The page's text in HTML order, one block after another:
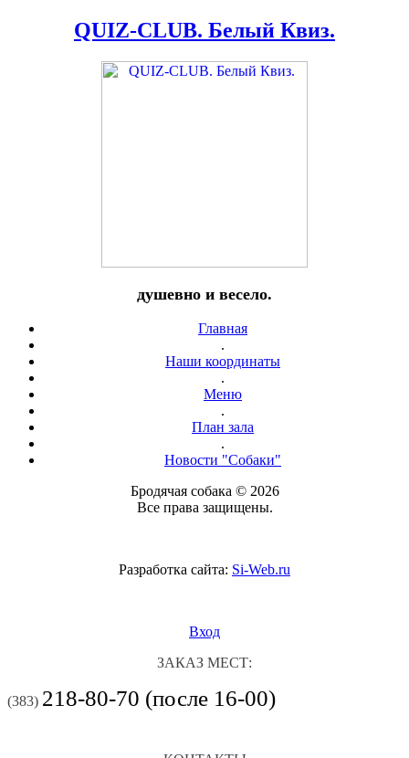
QUIZ-CLUB. Белый Квиз.
душевно и весело.
Главная
.
Наши координаты
.
Меню
.
План зала
.
Новости "Собаки"
Бродячая собака © 2026
Все права защищены.
Разработка сайта: Si-Web.ru
Вход
ЗАКАЗ МЕСТ:
(383) 218-80-70 (после 16-00)